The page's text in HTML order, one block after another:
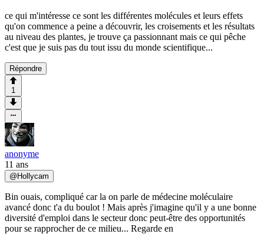
ce qui m'intéresse ce sont les différentes molécules et leurs effets
qu'on commence a peine a découvrir, les croisements et les résultats
au niveau des plantes, je trouve ça passionnant mais ce qui pêche
c'est que je suis pas du tout issu du monde scientifique...
Répondre
1
anonyme
11 ans
@ Hollycam
Bin ouais, compliqué car la on parle de médecine moléculaire
avancé donc t'a du boulot ! Mais après j'imagine qu'il y a une bonne
diversité d'emploi dans le secteur donc peut-être des opportunités
pour se rapprocher de ce milieu... Regarde en